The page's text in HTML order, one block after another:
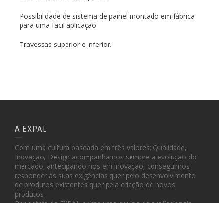
Possibilidade de sistema de painel montado em fábrica
para uma fácil aplicação.
Travessas superior e inferior.
A EXPAL
Com uma cultura baseada em três valores; Qualidade,
Inovação, Design acompanhamos sempre a evolução do
mercado, antecipando-nos em inovação, conseguimos
responder às suas exigências quer pelo desenvolvimento
de produtos existentes quer pela criação de novos
produtos.